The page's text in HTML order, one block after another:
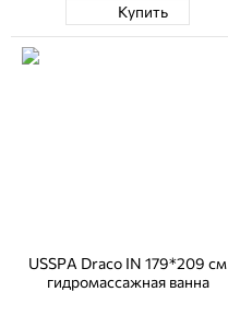
Купить
USSPA Draco IN 179*209 см
гидромассажная ванна